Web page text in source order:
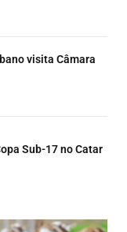
visita Câmara
Sub-17 no Catar